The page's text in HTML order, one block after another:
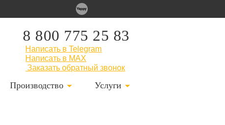
8 800 775 25 83
Написать в Telegram
Написать в MAX
Заказать обратный звонок
Производство Услуги